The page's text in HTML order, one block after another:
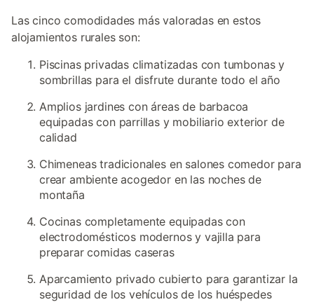
Las cinco comodidades más valoradas en estos
alojamientos rurales son:
Piscinas privadas climatizadas con tumbonas y
sombrillas para el disfrute durante todo el año
Amplios jardines con áreas de barbacoa
equipadas con parrillas y mobiliario exterior de
calidad
Chimeneas tradicionales en salones comedor para
crear ambiente acogedor en las noches de
montaña
Cocinas completamente equipadas con
electrodomésticos modernos y vajilla para
preparar comidas caseras
Aparcamiento privado cubierto para garantizar la
seguridad de los vehículos de los huéspedes